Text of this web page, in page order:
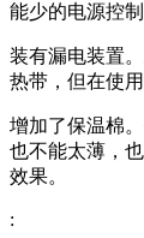
能少的电源控制
装有漏电装置
热带，但在使
增加了保温棉
也不能太薄，
效果。
: